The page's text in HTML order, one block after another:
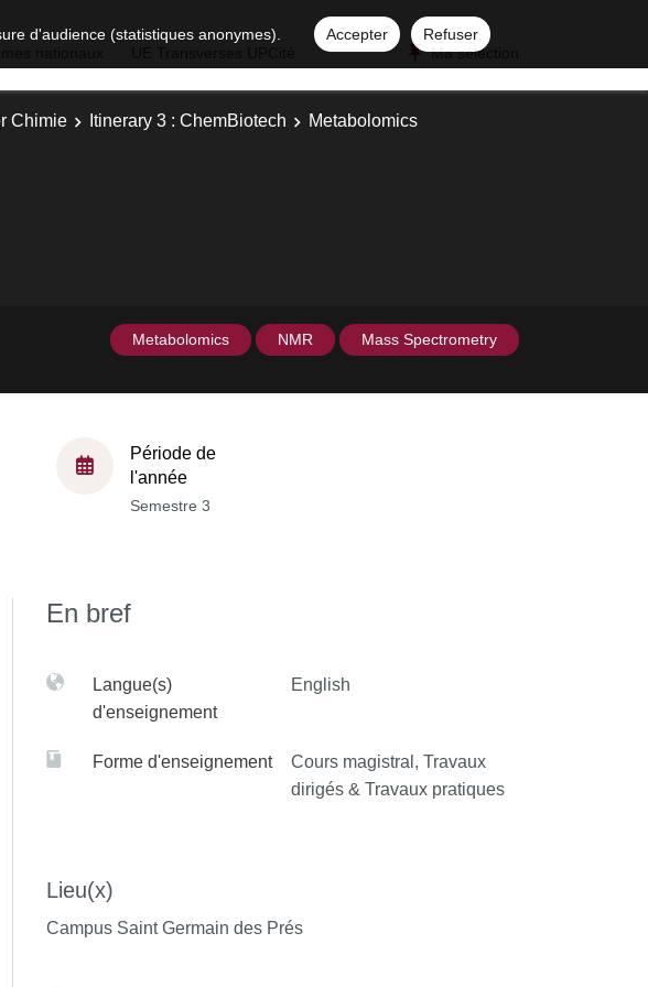
d'audience (statistiques anonymes). Accepter
Refuser
Ma sélection
Chimie Itinerary 3 : ChemBiotech Metabolomics
Metabolomics NMR Mass Spectrometry
Période de
l'année
Semestre 3
En bref
Langue(s)
d'enseignement
English
Forme d'enseignement
Cours magistral, Travaux
dirigés & Travaux pratiques
Lieu(x)
Campus Saint Germain des Prés